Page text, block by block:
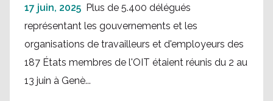
17 juin, 2025 Plus de 5.400 délégués
représentant les gouvernements et les
organisations de travailleurs et d'employeurs des
187 États membres de l'OIT étaient réunis du 2 au
13 juin à Genè...